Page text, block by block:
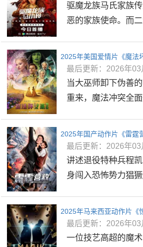
驱魔龙族马氏家族
恶的家族使命。而
2025年美国爱情片《魔法
最后更新：2026年03
当大巫师卸下伪善
重来，魔法冲突全
2025年国产动作片《雷霆
最后更新：2026年03
讲述退役特种兵程
身闯入恐怖势力猖
2025年马来西亚动作片《
最后更新：2026年03
一位技艺高超的魔